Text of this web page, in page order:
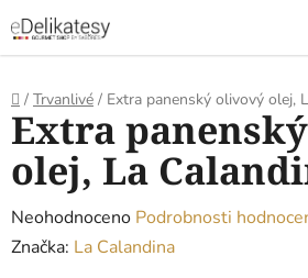
na
obsah
Domů
/ Trvanlivé / Extra panenský olivový olej,
Extra
olej, La
Průměrné
hodnocení
Neohodnoceno Podrobnosti
Značka: La Calandina